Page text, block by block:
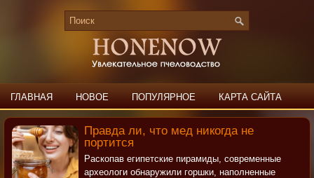
ГЛАВНАЯ НОВОЕ ПОПУЛЯРНОЕ КАРТА САЙТА
ПОИСК КОНТАКТЫ
Правда ли, что мед никогда не
портится
Раскопав египетские пирамиды, современные
археологи обнаружили горшки, наполненные